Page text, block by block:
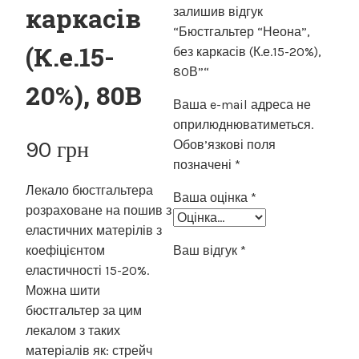
каркасів
(К.е.15-
20%), 80В
90 грн
Лекало бюстгальтера
розраховане на пошив з
еластичних матерілів з
коефіцієнтом
еластичності 15-20%.
Можна шити
бюстгальтер за цим
лекалом з таких
матеріалів як: стрейч
залишив відгук
“Бюстгальтер “Неона”,
без каркасів (К.е.15-20%),
80В”“
Ваша e-mail адреса не
оприлюднюватиметься.
Обов’язкові поля
позначені *
Ваша оцінка *
Ваш відгук *